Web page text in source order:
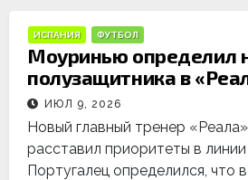
ИСПАНИЯ ФУТБОЛ
Моуринью определил
полузащитника в
ИЮЛ 9, 2026
Новый главный тренер
расставил приоритеты в
Португалец определился, что